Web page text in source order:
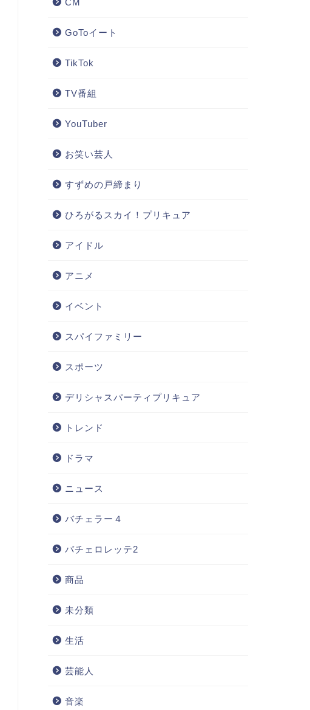
CM
GoToイート
TikTok
TV番組
YouTuber
お笑い芸人
すずめの戸締まり
ひろがるスカイ！プリキュア
アイドル
アニメ
イベント
スパイファミリー
スポーツ
デリシャスパーティプリキュア
トレンド
ドラマ
ニュース
バチェラー４
バチェロレッテ2
商品
未分類
生活
芸能人
音楽